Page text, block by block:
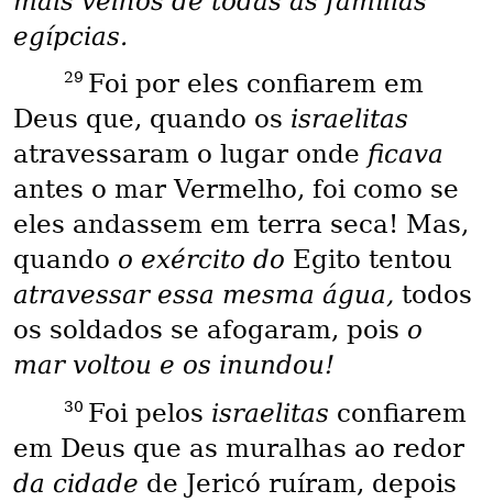
egípcias.
29 Foi por eles confiarem em
Deus que, quando os israelitas
atravessaram o lugar onde ficava
antes o mar Vermelho, foi como se
eles andassem em terra seca! Mas,
quando o exército do Egito tentou
atravessar essa mesma água, todos
os soldados se afogaram, pois o
mar voltou e os inundou!
30 Foi pelos israelitas confiarem
em Deus que as muralhas ao redor
da cidade de Jericó ruíram, depois